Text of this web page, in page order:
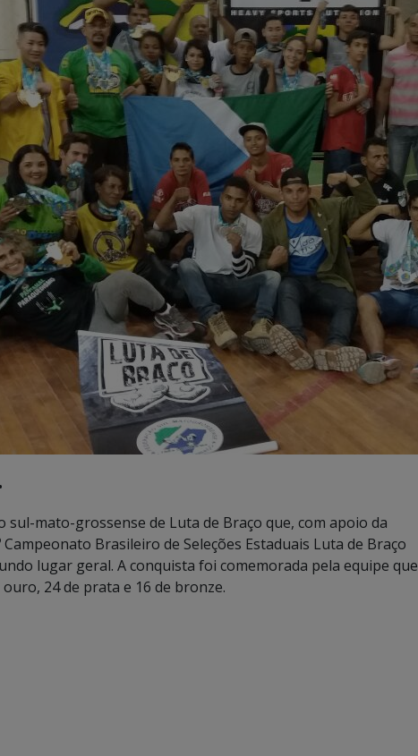
sul-mato-grossense de Luta de Braço que, com apoio da
Brasileiro de Seleções Estaduais Luta de Braço
lugar geral. A conquista foi comemorada pela equipe que
24 de prata e 16 de bronze.